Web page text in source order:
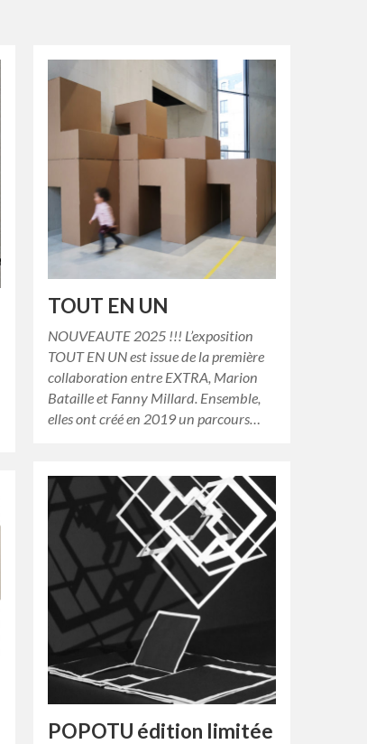
TOUT EN UN
NOUVEAUTE 2025 !!! L’exposition
TOUT EN UN est issue de la première
collaboration entre EXTRA, Marion
Bataille et Fanny Millard. Ensemble,
elles ont créé en 2019 un parcours…
POPOTU édition limitée